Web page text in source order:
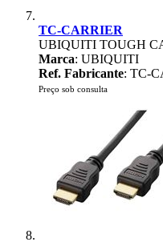
TC-CARRIER
UBIQUITI TOUGH
Marca: UBIQUITI
Ref. Fabricante: TC-
Preço sob consulta